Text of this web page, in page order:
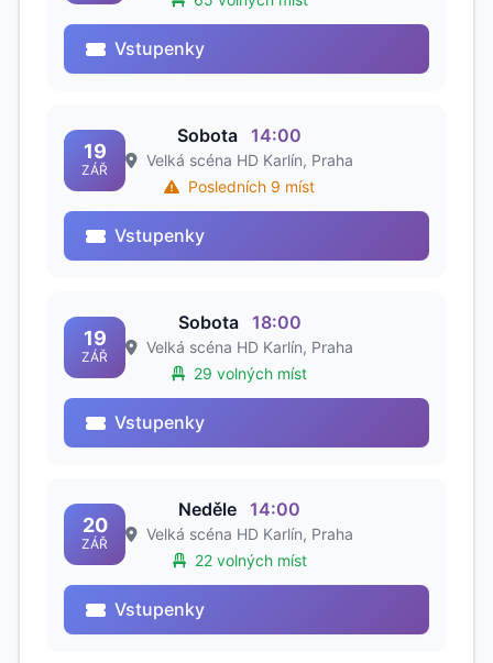
Vstupenky
19
ZÁŘ
Sobota 14:00
Velká scéna HD Karlín, Praha
Posledních 9 míst
Vstupenky
19
ZÁŘ
Sobota 18:00
Velká scéna HD Karlín, Praha
29 volných míst
Vstupenky
20
ZÁŘ
Neděle 14:00
Velká scéna HD Karlín, Praha
22 volných míst
Vstupenky